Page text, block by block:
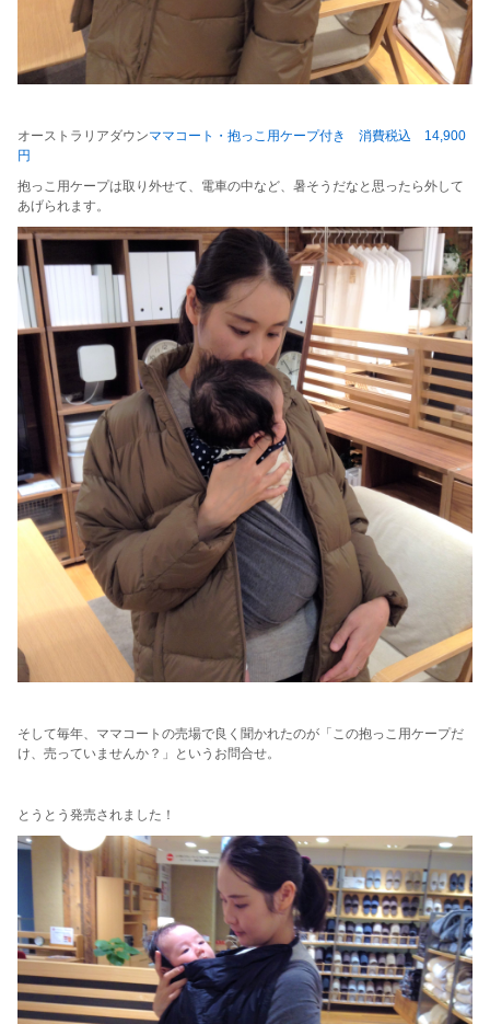
オーストラリアダウンママコート・抱っこ用ケープ付き 消費税込 14,900
円
抱っこ用ケープは取り外せて、電車の中など、暑そうだなと思ったら外して
あげられます。
そして毎年、ママコートの売場で良く聞かれたのが「この抱っこ用ケープだ
け、売っていませんか？」というお問合せ。
とうとう発売されました！